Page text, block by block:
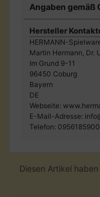
Angaben gemäß
Hersteller
HERMANN-
Martin Hermann, Dr.
Im Grund 9-11
96450 Coburg
Bayern
DE
Webseite:
E-Mail-Adresse:
Telefon: 0956185900
Diesen Artikel